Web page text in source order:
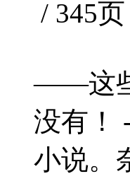
/ 345页
——这
没有！
小说。